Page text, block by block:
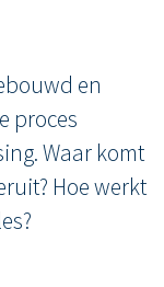
en
proces
Waar komt
Hoe werkt